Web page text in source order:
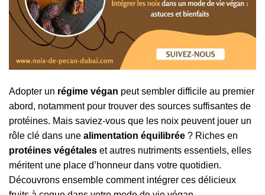
Adopter un régime végan peut sembler difficile au premier
abord, notamment pour trouver des sources suffisantes de
protéines. Mais saviez-vous que les noix peuvent jouer un
rôle clé dans une alimentation équilibrée ? Riches en
protéines végétales et autres nutriments essentiels, elles
méritent une place d’honneur dans votre quotidien.
Découvrons ensemble comment intégrer ces délicieux